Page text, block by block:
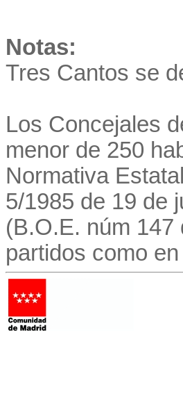
Notas:
Tres Cantos se
Los Concejales
menor de 250
Normativa
5/1985 de 19 de
(B.O.E. núm
partidos como